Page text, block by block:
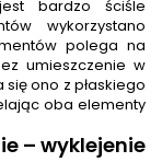
bardzo ściśle
wykorzystano
polega na
umieszczenie w
ono z płaskiego
oba elementy
– wyklejenie